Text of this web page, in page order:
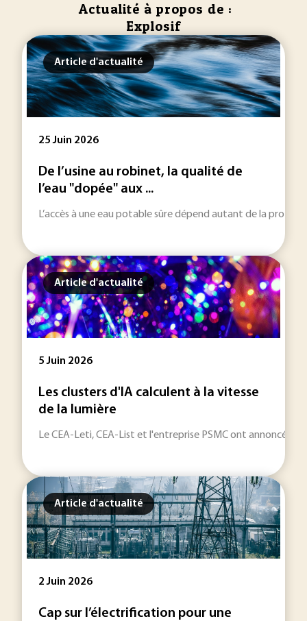
Actualité à propos de :
Explosif
Article d'actualité
25 Juin 2026
De l’usine au robinet, la qualité de
l’eau "dopée" aux ...
L’accès à une eau potable sûre dépend autant de la
Article d'actualité
5 Juin 2026
Les clusters d'IA calculent à la vitesse
de la lumière
Le CEA-Leti, CEA-List et l'entreprise PSMC ont annoncé
Article d'actualité
2 Juin 2026
Cap sur l’électrification pour une